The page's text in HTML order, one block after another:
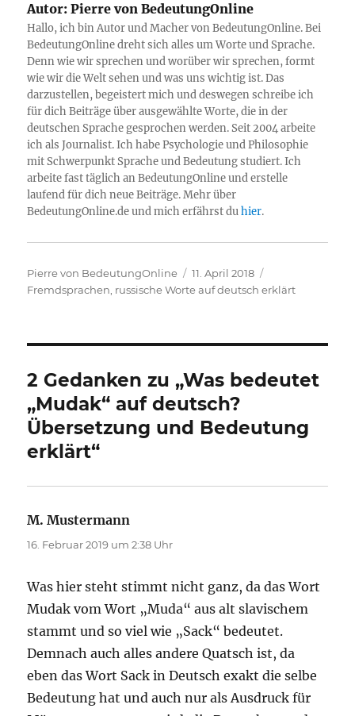
Autor: Pierre von BedeutungOnline
Hallo, ich bin Autor und Macher von BedeutungOnline. Bei
BedeutungOnline dreht sich alles um Worte und Sprache.
Denn wie wir sprechen und worüber wir sprechen, formt
wie wir die Welt sehen und was uns wichtig ist. Das
darzustellen, begeistert mich und deswegen schreibe ich
für dich Beiträge über ausgewählte Worte, die in der
deutschen Sprache gesprochen werden. Seit 2004 arbeite
ich als Journalist. Ich habe Psychologie und Philosophie
mit Schwerpunkt Sprache und Bedeutung studiert. Ich
arbeite fast täglich an BedeutungOnline und erstelle
laufend für dich neue Beiträge. Mehr über
BedeutungOnline.de und mich erfährst duhier.
Autor
Pierre von BedeutungOnline
Veröffentlicht
am
11. April 2018
Fremdsprachen russische Worte auf deutsch erklärt
2 Gedanken zu „Was bedeutet
„Mudak“ auf deutsch?
Übersetzung und Bedeutung
erklärt“
M. Mustermann
16. Februar 2019 um 2:38 Uhr
Was hier steht stimmt nicht ganz, da das Wort
Mudak vom Wort „Muda“ aus alt slavischem
stammt und so viel wie „Sack“ bedeutet.
Demnach auch alles andere Quatsch ist, da
eben das Wort Sack in Deutsch exakt die selbe
Bedeutung hat und auch nur als Ausdruck für